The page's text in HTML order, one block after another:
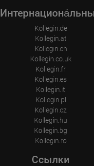
Kollegin.de
Kollegin.at
Kollegin.ch
Kollegin.co.uk
Kollegin.fr
Kollegin.es
Kollegin.it
Kollegin.pl
Kollegin.cz
Kollegin.hu
Kollegin.bg
Kollegin.ro
Ссылки